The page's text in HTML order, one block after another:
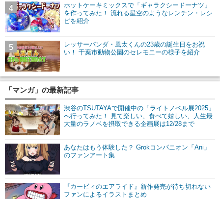
ホットケーキミックスで「ギャラクシードーナツ」
を作ってみた！ 流れる星空のようなレンチン・レシ
ピを紹介
4
レッサーパンダ・風太くんの23歳の誕生日をお祝
い！ 千葉市動物公園のセレモニーの様子を紹介
5
「マンガ」の最新記事
渋谷のTSUTAYAで開催中の「ライトノベル展2025」
へ行ってみた！ 見て楽しい、食べて嬉しい、人生最
大量のラノベを摂取できる企画展は12/28まで
あなたはもう体験した？ Grokコンパニオン「Ani」
のファンアート集
『カービィのエアライド』新作発売が待ち切れない
ファンによるイラストまとめ